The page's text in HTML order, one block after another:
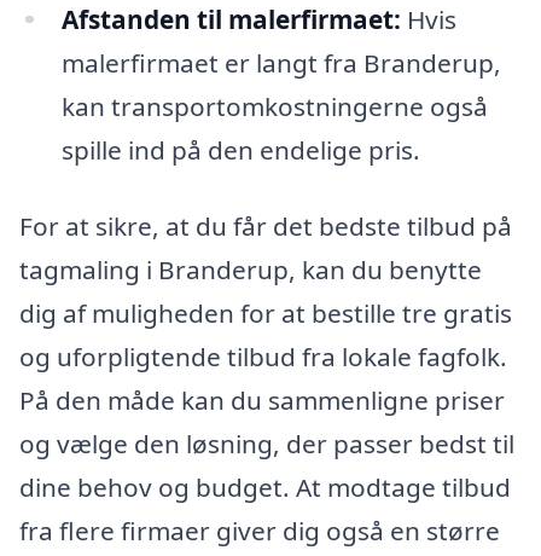
Afstanden til malerfirmaet: Hvis
malerfirmaet er langt fra Branderup,
kan transportomkostningerne også
spille ind på den endelige pris.
For at sikre, at du får det bedste tilbud på
tagmaling i Branderup, kan du benytte
dig af muligheden for at bestille tre gratis
og uforpligtende tilbud fra lokale fagfolk.
På den måde kan du sammenligne priser
og vælge den løsning, der passer bedst til
dine behov og budget. At modtage tilbud
fra flere firmaer giver dig også en større